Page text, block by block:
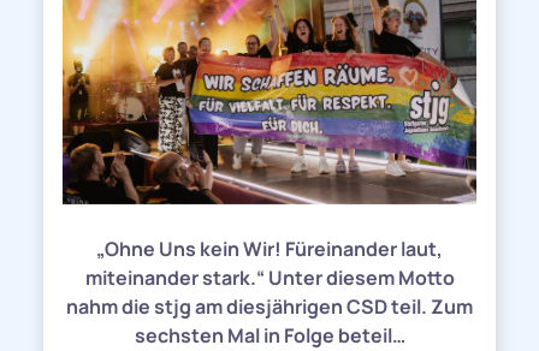
„Ohne Uns kein Wir! Füreinander laut,
miteinander stark.“ Unter diesem Motto
nahm die stjg am diesjährigen CSD teil. Zum
sechsten Mal in Folge beteil…